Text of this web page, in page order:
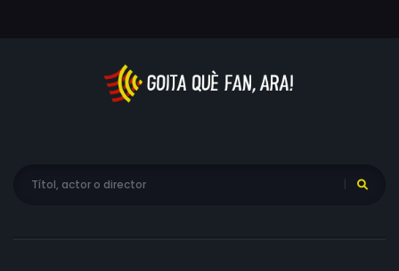
Stern, Arleen Whelan, May Whitty, Count Basie, Xavier
Cugat, Benny Goodman, Kay Kyser, Guy Lombardo,
Lawrence, Peggy Lee, Harry Babbitt, Dave Barbour, Alice
Dumas, Trudy Erwin, Dorothy Fields, Pat Flaherty, Arlene